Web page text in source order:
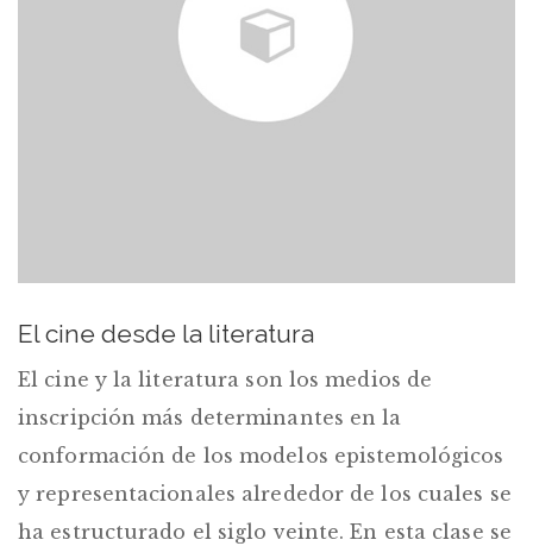
El cine desde la literatura
El cine y la literatura son los medios de
inscripción más determinantes en la
conformación de los modelos epistemológicos
y representacionales alrededor de los cuales se
ha estructurado el siglo veinte. En esta clase se